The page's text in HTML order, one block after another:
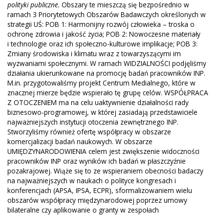
polityki publiczne. Obszary te mieszczą się bezpośrednio w
ramach 3 Priorytetowych Obszarów Badawczych określonych w
strategii UŚ: POB 1: Harmonijny rozwój człowieka – troska o
ochronę zdrowia i jakość życia; POB 2: Nowoczesne materiały
i technologie oraz ich społeczno-kulturowe implikacje; POB 3:
Zmiany środowiska i klimatu wraz z towarzyszącymi im
wyzwaniami społecznymi. W ramach WIDZIALNOŚCI podjęliśmy
działania ukierunkowane na promocję badań pracowników INP.
M.in. przygotowaliśmy projekt Centrum Medialnego, które w
znacznej mierze będzie wspierało tę grupę celów. WSPÓŁPRACA
Z OTOCZENIEM ma na celu uaktywnienie działalności rady
biznesowo-programowej, w której zasiadają przedstawiciele
najważniejszych instytucji otoczenia zewnętrznego INP.
Stworzyliśmy również ofertę współpracy w obszarze
komercjalizacji badań naukowych. W obszarze
UMIĘDZYNARODOWIENIA celem jest zwiększenie widoczności
pracowników INP oraz wyników ich badań w płaszczyźnie
pozakrajowej. Wiąże się to ze wspieraniem obecności badaczy
na najważniejszych w naukach o polityce kongresach i
konferencjach (APSA, IPSA, ECPR), sformalizowaniem wielu
obszarów współpracy międzynarodowej poprzez umowy
bilateralne czy aplikowanie o granty w zespołach